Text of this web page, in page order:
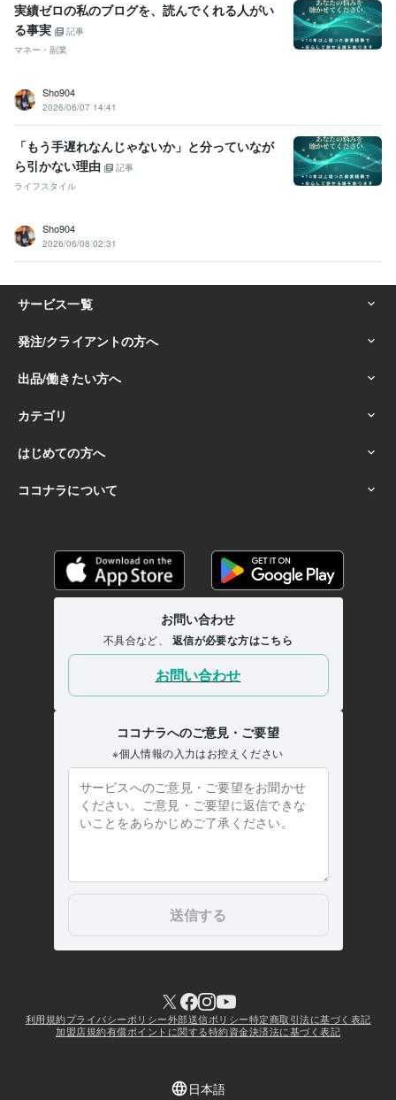
実績ゼロの私のブログを、読んでくれる人がい
る事実
記事
マネー・副業
Sho904
2026/06/07 14:41
「もう手遅れなんじゃないか」と分っていなが
ら引かない理由
記事
ライフスタイル
Sho904
2026/06/08 02:31